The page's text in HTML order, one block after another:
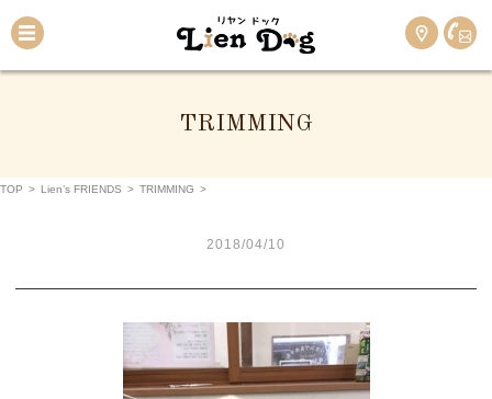
TRIMMING
TOP > Lien’s FRIENDS > TRIMMING >
2018/04/10